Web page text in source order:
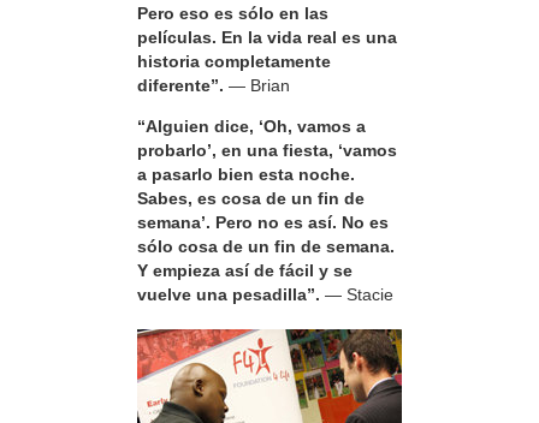
Pero eso es sólo en las
películas. En la vida real es una
historia completamente
diferente”. — Brian
“Alguien dice, ‘Oh, vamos a
probarlo’, en una fiesta, ‘vamos
a pasarlo bien esta noche.
Sabes, es cosa de un fin de
semana’. Pero no es así. No es
sólo cosa de un fin de semana.
Y empieza así de fácil y se
vuelve una pesadilla”. — Stacie